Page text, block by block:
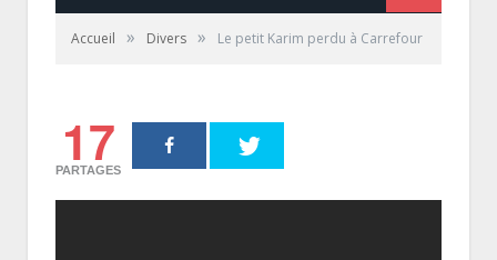
Accueil » Divers » Le petit Karim perdu à Carrefour
17
PARTAGES